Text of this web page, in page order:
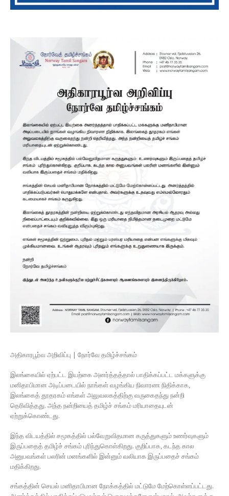
அதிகாரபூர்வ அறிவிப்பு | நோர்வே தமிழ்ச்சங்கம்
இலங்கையில் ஏற்பட்ட இயற்கை அனர்த்தத்தால் பாதிக்கப்பட்ட மக்களுக்கு
மனிதாபிமான அடிப்படையில் நாங்கள் வழங்கிய நிவாரண நிதிக்காக,
இலங்கைத் தூதரகம் எங்கள் அலுவலகத்திற்கு வருகைதந்து நன்றி
தெரிவித்தது. அந்த நன்றியைத் தமிழ்ச் சங்கம் மரியாதையுடன்
ஏற்றுக்கொண்டது.
இந்த விடயத்தில் சமூகத்தில் பல்வேறுவிதமான கருத்துகளும் உணர்வுகளும்
இருப்பதைத் தமிழ்ச் சங்கம் புரிந்துகொள்கிறது. குறிப்பாக, கடந்த கால
அனுபவங்கள் பலரின் மனங்களில் இன்னும் வலியாக இருப்பதைச் சங்கம்
மதிக்கிறது.
சங்கத்தின் செயல் மனிதாபிமான நோக்கத்தில் மட்டுமே மேற்கொள்ளப்பட்டது.